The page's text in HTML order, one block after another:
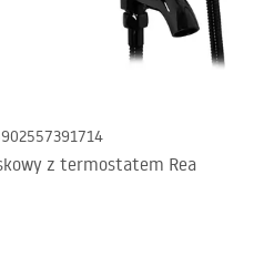
z termostatem Rea